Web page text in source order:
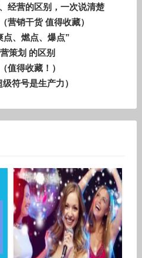
经营的区别，一次说清楚
营销干货 值得收藏）
点、燃点、爆点”
策划 的区别
值得收藏！）
符号是生产力）